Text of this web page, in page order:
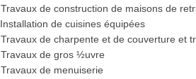
Travaux de construction de maisons de
Installation de cuisines équipées
Travaux de charpente et de couverture et
Travaux de gros ½uvre
Travaux de menuiserie